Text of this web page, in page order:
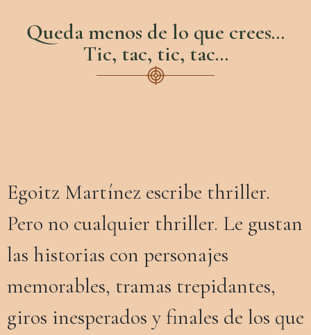
Queda menos de lo que crees...
Tic, tac, tic, tac…
Egoitz Martínez escribe thriller.
Pero no cualquier thriller. Le gustan
las historias con personajes
memorables, tramas trepidantes,
giros inesperados y finales de los que